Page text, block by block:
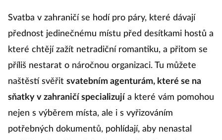
Svatba v zahraničí se hodí pro páry, které dávají
přednost jedinečnému místu před desítkami hostů a
které chtějí zažít netradiční romantiku, a přitom se
příliš nestarat o náročnou organizaci. Tu můžete
naštěstí svěřit svatebním agenturám, které se na
sňatky v zahraničí specializují a které vám pomohou
nejen s výběrem místa, ale i s vyřizováním
potřebných dokumentů, pohlídají, aby nenastal